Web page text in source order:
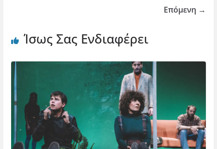
Επόμενη →
Ίσως Σας Ενδιαφέρει